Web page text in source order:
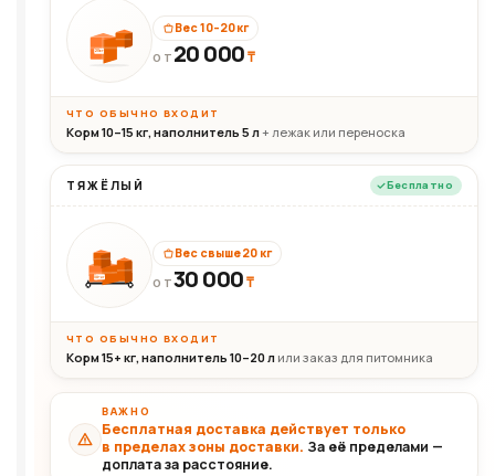
20кг
Вес 10–20 кг
ОТ 20 000₸
ЧТО ОБЫЧНО ВХОДИТ
Корм 10–15 кг, наполнитель 5 л+ лежак или переноска
ТЯЖЁЛЫЙ Бесплатно
30+кг
Вес свыше 20 кг
ОТ30 000₸
ЧТО ОБЫЧНО ВХОДИТ
Корм 15+ кг, наполнитель 10–20 л или заказ для питомника
ВАЖНО
Бесплатная доставка действует только
в пределах зоны доставки. За её пределами —
доплата за расстояние.